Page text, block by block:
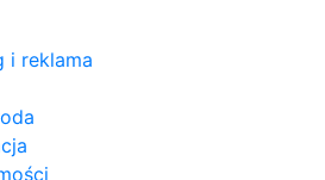
i reklama